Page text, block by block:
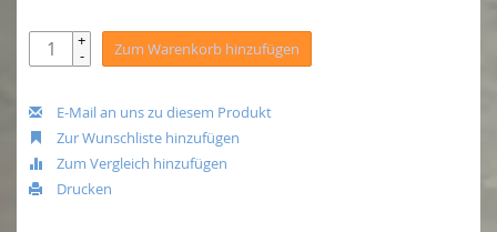
+
- Zum Warenkorb hinzufügen
E-Mail an uns zu diesem Produkt
Zur Wunschliste hinzufügen
Zum Vergleich hinzufügen
Drucken